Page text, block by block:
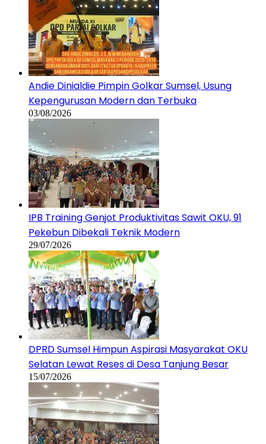
Andie Dinialdie Pimpin Golkar Sumsel, Usung
Kepengurusan Modern dan Terbuka
03/08/2026
IPB Training Genjot Produktivitas Sawit OKU, 91
Pekebun Dibekali Teknik Modern
29/07/2026
DPRD Sumsel Himpun Aspirasi Masyarakat OKU
Selatan Lewat Reses di Desa Tanjung Besar
15/07/2026